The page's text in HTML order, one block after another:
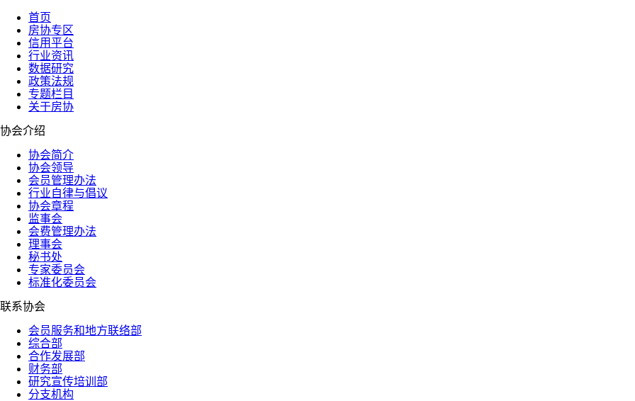
首页
房协专区
信用平台
行业资讯
数据研究
政策法规
专题栏目
关于房协
协会介绍
协会简介
协会领导
会员管理办法
行业自律与倡议
协会章程
监事会
会费管理办法
理事会
秘书处
专家委员会
标准化委员会
联系协会
会员服务和地方联络部
综合部
合作发展部
财务部
研究宣传培训部
分支机构